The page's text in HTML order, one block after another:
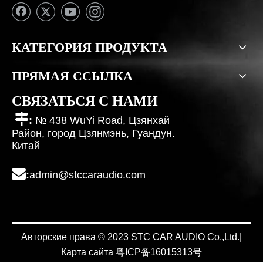
КАТЕГОРИЯ ПРОДУКТА
ПРЯМАЯ ССЫЛКА
СВЯЗАТЬСЯ С НАМИ
: № 438 WuYi Road, Цзянхай
Район, город Цзянмэнь, Гуандун.
Китай
:admin@stccaraudio.com
Авторские права © 2023 STC CAR AUDIO Co.,Ltd.|
Карта сайта 粤ICP备16015313号